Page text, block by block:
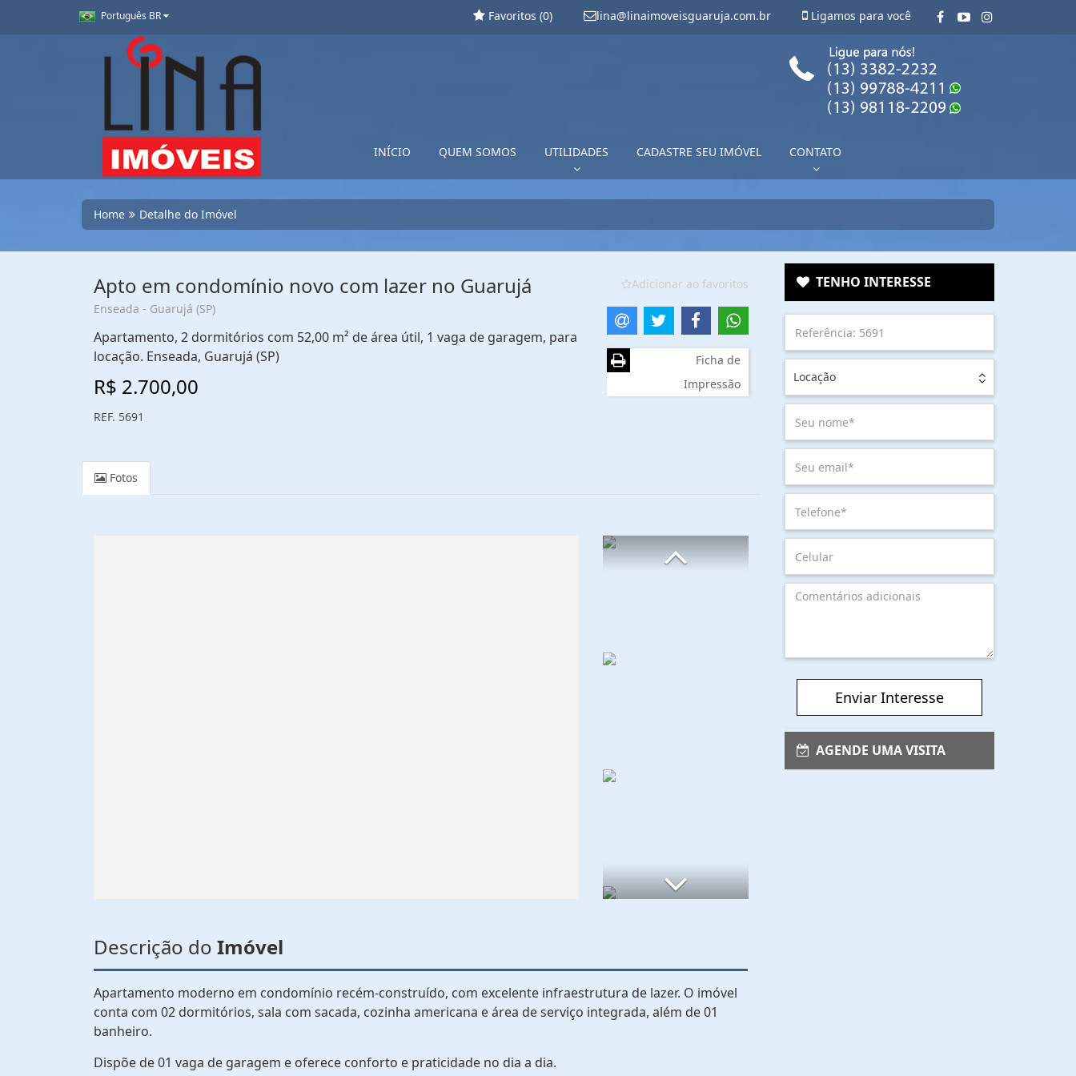
Português BR Ligamos para você
lina@linaimoveisguaruja.com.br
Favoritos (0)
INÍCIO QUEM SOMOS UTILIDADES CADASTRE SEU IMÓVEL CONTATO
Home Detalhe do Imóvel
Apto em condomínio novo com lazer no Guarujá
Enseada - Guarujá (SP)
Apartamento, 2 dormitórios com 52,00 m² de área útil, 1 vaga de garagem, para
locação. Enseada, Guarujá (SP)
R$ 2.700,00
REF. 5691
Adicionar ao favoritos
Ficha de
Impressão
Fotos
Descrição do Imóvel
Apartamento moderno em condomínio recém-construído, com excelente infraestrutura de lazer. O imóvel
conta com 02 dormitórios, sala com sacada, cozinha americana e área de serviço integrada, além de 01
banheiro.
Dispõe de 01 vaga de garagem e oferece conforto e praticidade no dia a dia.
TENHO INTERESSE
Locação
Enviar Interesse
AGENDE UMA VISITA